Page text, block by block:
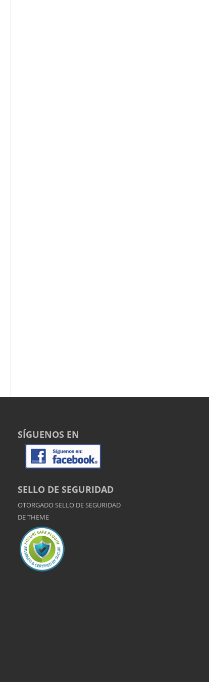
SÍGUENOS EN
SELLO DE SEGURIDAD
OTORGADO SELLO DE SEGURIDAD
DETHEME